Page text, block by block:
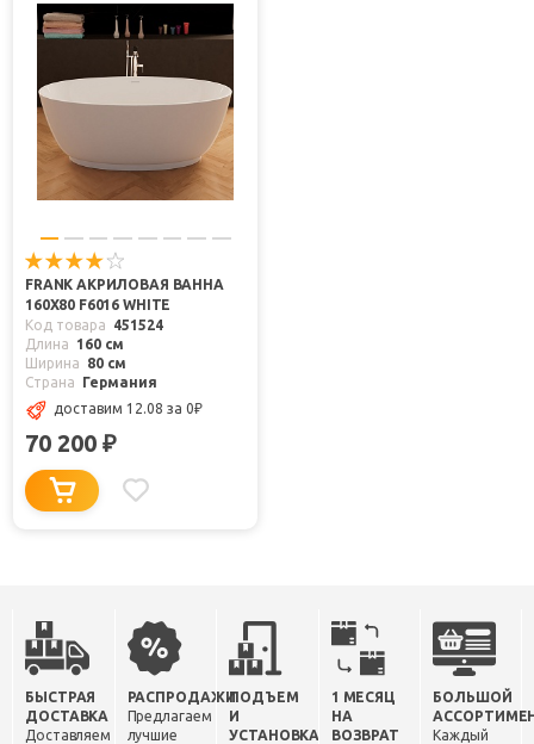
FRANK АКРИЛОВАЯ ВАННА
160Х80 F6016 WHITE
Код товара
451524
Длина
160 см
Ширина
80 см
Страна
Германия
доставим 12.08 за 0₽
70 200 ₽
БЫСТРАЯ
ДОСТАВКА
Доставляем
РАСПРОДАЖИ
Предлагаем
лучшие
ПОДЪЕМ
И
УСТАНОВКА
1 МЕСЯЦ
НА
ВОЗВРАТ
БОЛЬШОЙ
Каждый